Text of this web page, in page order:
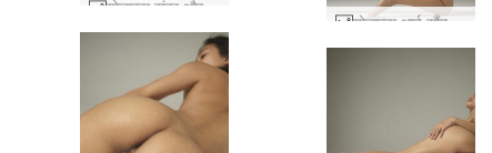
योलान्डा थाई सौंदर्य #43